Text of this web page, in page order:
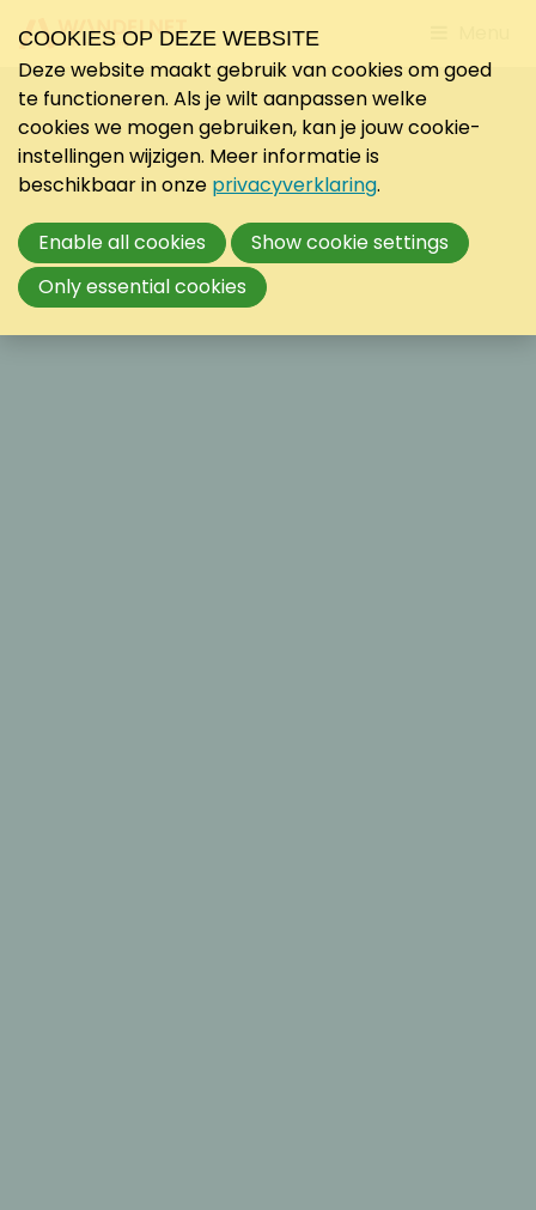
to
COOKIES OP DEZE WEBSITE
Deze website maakt gebruik van cookies om goed
te functioneren. Als je wilt aanpassen welke
cookies we mogen gebruiken, kan je jouw cookie-
instellingen wijzigen. Meer informatie is
beschikbaar in onze privacyverklaring.
Enable all cookies
Show cookie settings
Only essential cookies